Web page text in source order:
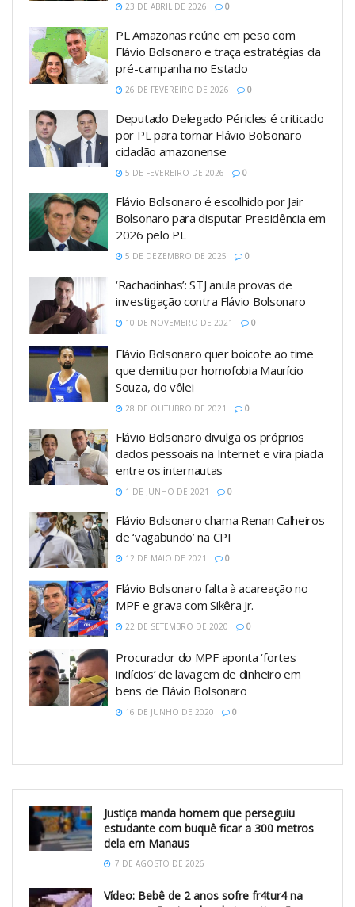
23 DE ABRIL DE 2026 0
PL Amazonas reúne em peso com
Flávio Bolsonaro e traça estratégias da
pré-campanha no Estado
26 DE FEVEREIRO DE 2026 0
Deputado Delegado Péricles é criticado
por PL para tornar Flávio Bolsonaro
cidadão amazonense
5 DE FEVEREIRO DE 2026 0
Flávio Bolsonaro é escolhido por Jair
Bolsonaro para disputar Presidência em
2026 pelo PL
5 DE DEZEMBRO DE 2025 0
‘Rachadinhas’: STJ anula provas de
investigação contra Flávio Bolsonaro
10 DE NOVEMBRO DE 2021 0
Flávio Bolsonaro quer boicote ao time
que demitiu por homofobia Maurício
Souza, do vôlei
28 DE OUTUBRO DE 2021 0
Flávio Bolsonaro divulga os próprios
dados pessoais na Internet e vira piada
entre os internautas
1 DE JUNHO DE 2021 0
Flávio Bolsonaro chama Renan Calheiros
de ‘vagabundo’ na CPI
12 DE MAIO DE 2021 0
Flávio Bolsonaro falta à acareação no
MPF e grava com Sikêra Jr.
22 DE SETEMBRO DE 2020 0
Procurador do MPF aponta ‘fortes
indícios’ de lavagem de dinheiro em
bens de Flávio Bolsonaro
16 DE JUNHO DE 2020 0
Justiça manda homem que perseguiu
estudante com buquê ficar a 300 metros
dela em Manaus
7 DE AGOSTO DE 2026
Vídeo: Bebê de 2 anos sofre fr4tur4 na